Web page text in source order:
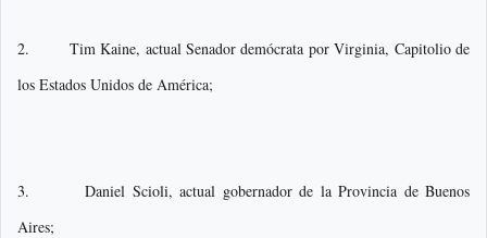
2. Tim Kaine, actual Senador demócrata por Virginia, Capitolio de
los Estados Unidos de América;
3. Daniel Scioli, actual gobernador de la Provincia de Buenos
Aires;